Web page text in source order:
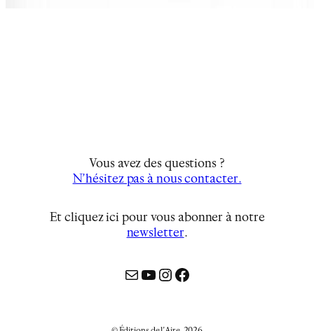
Vous avez des questions ?
N’hésitez pas à nous contacter.
Et cliquez ici pour vous abonner à notre
newsletter…
MailYouTube
Instagram
Facebook